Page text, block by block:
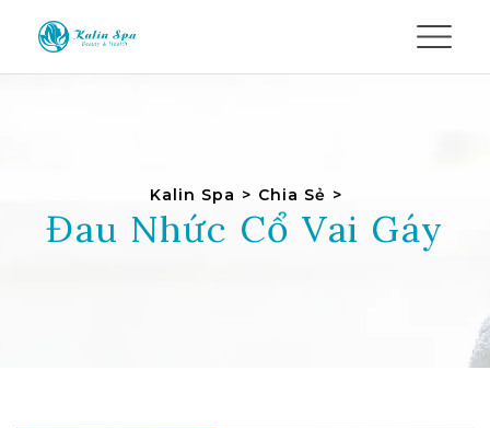
Kalin Spa > Chia Sẻ >
Đau Nhức Cổ Vai Gáy